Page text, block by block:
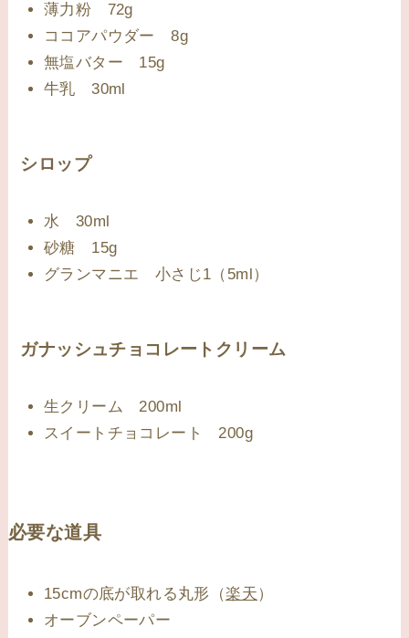
薄力粉 72g
ココアパウダー 8g
無塩バター 15g
牛乳 30ml
シロップ
水 30ml
砂糖 15g
グランマニエ 小さじ1（5ml）
ガナッシュチョコレートクリーム
生クリーム 200ml
スイートチョコレート200g
必要な道具
15cmの底が取れる丸形（楽天）
オーブンペーパー